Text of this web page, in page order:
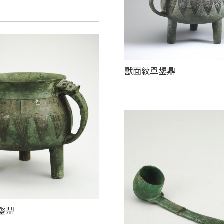
獸面紋單鋬鼎
鼎